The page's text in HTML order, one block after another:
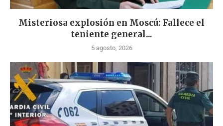
Misteriosa explosión en Moscú: Fallece el
teniente general...
5 agosto, 2026